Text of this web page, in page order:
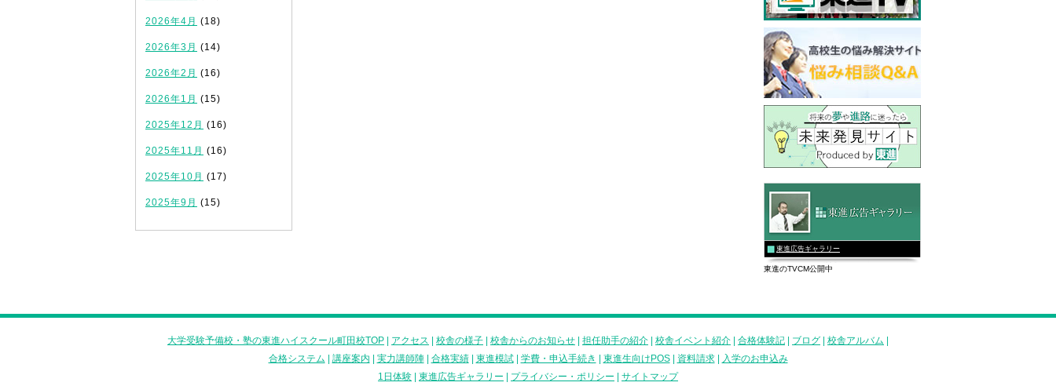
東進広告ギャラリー
東進のTVCM公開中
2026年4月 (18)
2026年3月 (14)
2026年2月 (16)
2026年1月 (15)
2025年12月 (16)
2025年11月 (16)
2025年10月 (17)
2025年9月 (15)
大学受験予備校・塾の東進ハイスクール町田校TOP アクセス 校舎の様子 校舎からのお知らせ 担任助手の紹介 校舎イベント紹介 合格体験記 ブログ 校舎アルバム
合格システム
講座案内 実力講師陣| 合格実績| 東進模試| 学費・申込手続き 東進生向けPOS| 資料請求|
入学のお申込み
1日体験
東進広告ギャラリー プライバシー・ポリシー サイトマップ